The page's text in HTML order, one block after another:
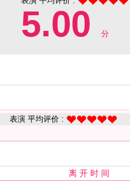
5.00 分
表演 平均评价 :
离 开 时 间